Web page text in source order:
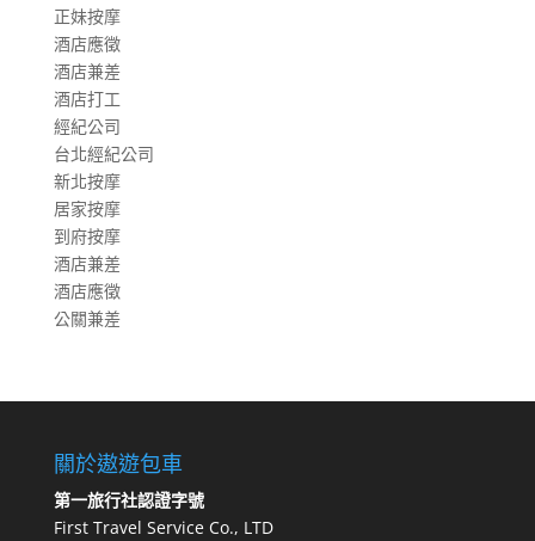
正妹按摩
酒店應徵
酒店兼差
酒店打工
經紀公司
台北經紀公司
新北按摩
居家按摩
到府按摩
酒店兼差
酒店應徵
公關兼差
關於遨遊包車
第一旅行社認證字號
First Travel Service Co., LTD